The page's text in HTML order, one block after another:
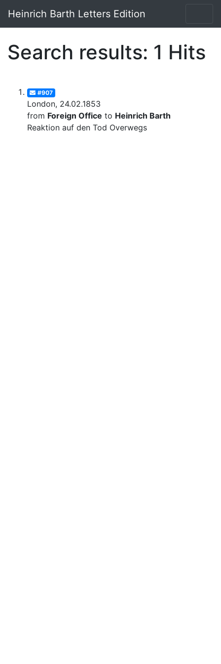
Heinrich Barth Letters Edition
Search results: 1 Hits
#907
London, 24.02.1853
from Foreign Office to Heinrich Barth
Reaktion auf den Tod Overwegs